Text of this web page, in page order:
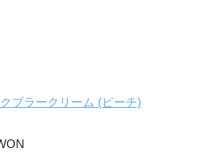
ブラークリーム (ピーチ)